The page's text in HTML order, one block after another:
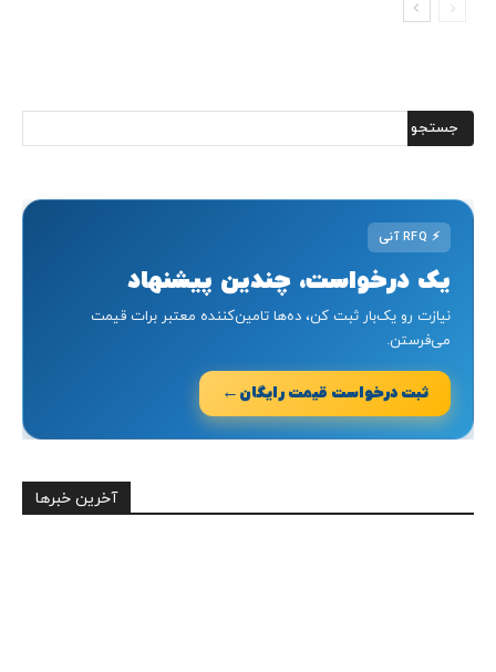
⚡
یک درخواست، چندین پیشنهاد
نیازت رو یک‌بار ثبت کن، ده‌ها تامین‌کننده معتبر برات قیمت
می‌فرستن.
ثبت درخواست قیمت رایگان ←
آخرین خبرها